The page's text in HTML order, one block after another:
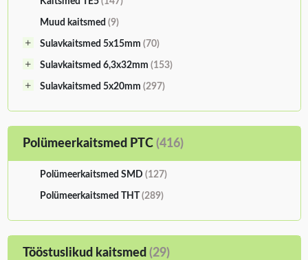
Muud kaitsmed (9)
Sulavkaitsmed 5x15mm (70)
Sulavkaitsmed 6,3x32mm (153)
Sulavkaitsmed 5x20mm (297)
Polümeerkaitsmed PTC (416)
Polümeerkaitsmed SMD (127)
Polümeerkaitsmed THT (289)
Tööstuslikud kaitsmed (29)